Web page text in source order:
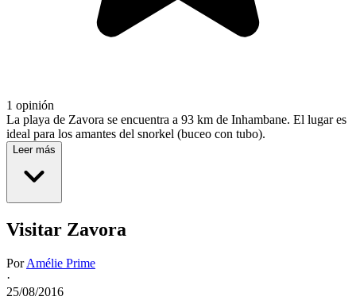
1 opinión
La playa de Zavora se encuentra a 93 km de Inhambane. El lugar es
ideal para los amantes del snorkel (buceo con tubo).
Leer más
Visitar Zavora
PorAmélie Prime
·
25/08/2016